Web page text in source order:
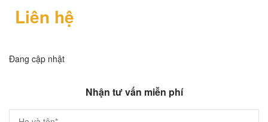
Liên hệ
Đang cập nhật
Nhận tư vấn miễn phí